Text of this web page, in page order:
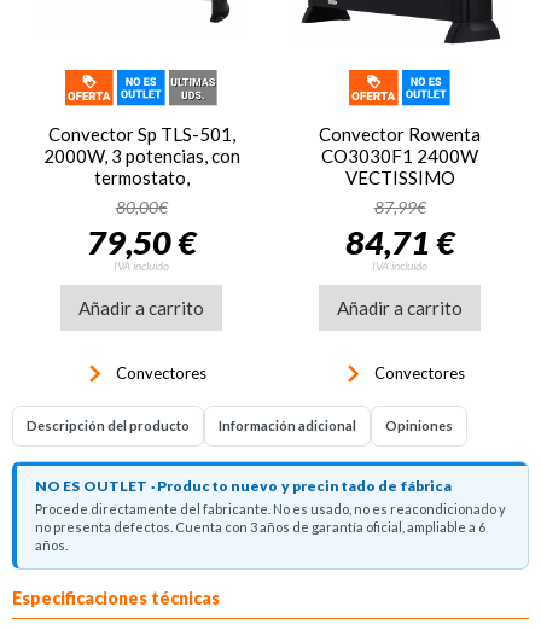
Convector Sp TLS-501,
2000W, 3 potencias, con
termostato,
ref. 5226832600, blanco
y negro
80,00€
79,50 €
IVA incluido
Añadir a carrito
keyboard_arrow_right Convectores
Convector Rowenta
CO3030F1 2400W
VECTISSIMO
87,99€
84,71 €
IVA incluido
Añadir a carrito
keyboard_arrow_right Convectores
Descripción del producto Información adicional Opiniones
NO ES OUTLET · Producto nuevo y precintado de fábrica
Procede directamente del fabricante. No es usado, no es reacondicionado y
no presenta defectos. Cuenta con 3 años de garantía oficial, ampliable a 6
años.
Descripción del producto
Especificaciones técnicas